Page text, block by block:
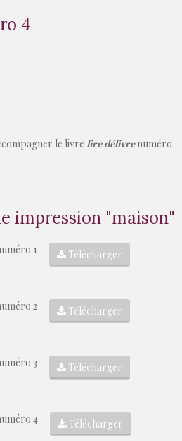
4
le livre lire délivrenuméro
impression "maison"
1
Télécharger
2
Télécharger
3
Télécharger
4
Télécharger